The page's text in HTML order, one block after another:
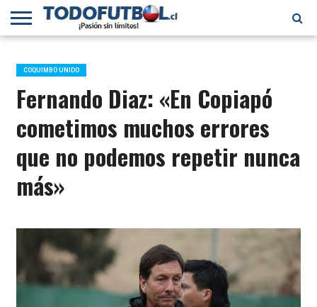
PRIMERA
B
SELECCIÓN
CHILENA
CHILENOS
EN EL
MUNDO
FÚTBOL
INTERNACIONAL
COQUIMBO UNIDO
Fernando Diaz: «En Copiapó
cometimos muchos errores
que no podemos repetir nunca
más»